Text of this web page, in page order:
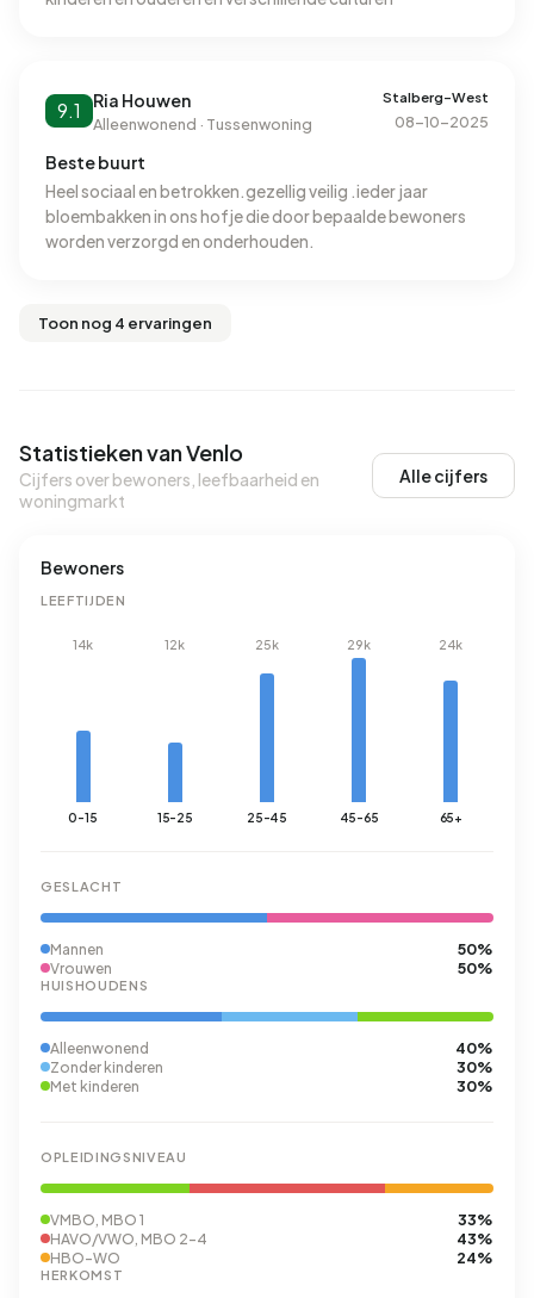
9.1 Ria Houwen
Alleenwonend · Tussenwoning
Stalberg-West
08-10-2025
Beste buurt
Heel sociaal en betrokken.gezellig veilig .ieder jaar
bloembakken in ons hofje die door bepaalde bewoners
worden verzorgd en onderhouden.
Toon nog 4 ervaringen
Statistieken van Venlo
Cijfers over bewoners, leefbaarheid en
woningmarkt
Alle cijfers
Bewoners
LEEFTIJDEN
14k
0-15
12k
15-25
25k
25-45
29k
45-65
24k
65+
GESLACHT
Mannen 50%
Vrouwen 50%
HUISHOUDENS
Alleenwonend 40%
Zonder kinderen 30%
Met kinderen 30%
OPLEIDINGSNIVEAU
VMBO, MBO 1 33%
HAVO/VWO, MBO 2-4 43%
HBO-WO 24%
HERKOMST